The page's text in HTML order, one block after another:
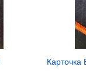
Карточка